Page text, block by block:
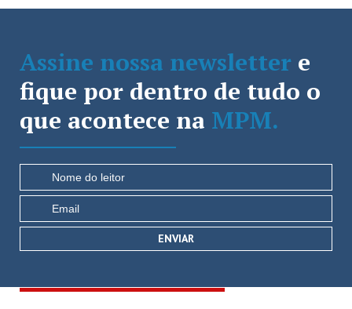
Assine nossa newsletter e
fique por dentro de tudo o
que acontece na MPM.